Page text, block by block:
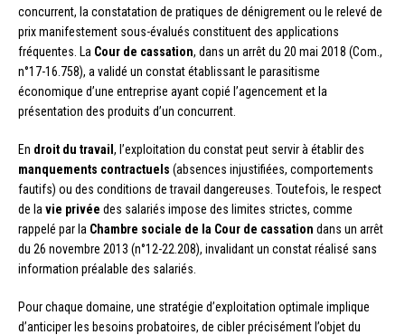
concurrent, la constatation de pratiques de dénigrement ou le relevé de
prix manifestement sous-évalués constituent des applications
fréquentes. La Cour de cassation, dans un arrêt du 20 mai 2018 (Com.,
n°17-16.758), a validé un constat établissant le parasitisme
économique d’une entreprise ayant copié l’agencement et la
présentation des produits d’un concurrent.
En droit du travail , l’exploitation du constat peut servir à établir des
manquements contractuels (absences injustifiées, comportements
fautifs) ou des conditions de travail dangereuses. Toutefois, le respect
de la vie privée des salariés impose des limites strictes, comme
rappelé par la Chambre sociale de la Cour de cassation dans un arrêt
du 26 novembre 2013 (n°12-22.208), invalidant un constat réalisé sans
information préalable des salariés.
Pour chaque domaine, une stratégie d’exploitation optimale implique
d’anticiper les besoins probatoires, de cibler précisément l’objet du